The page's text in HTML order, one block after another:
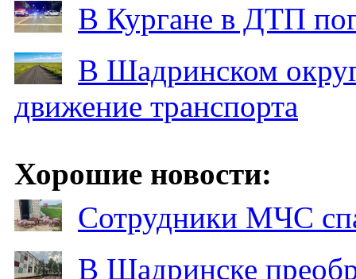
В Кургане в ДТП
В Шадринском
движение транспорта
Хорошие новости:
Сотрудники МЧС
В Шадринске